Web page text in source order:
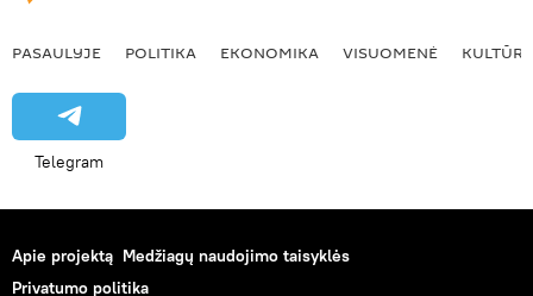
PASAULYJE POLITIKA EKONOMIKA VISUOMENĖ KULTŪRA
Telegram
Apie projektą Medžiagų naudojimo taisyklės
Privatumo politika